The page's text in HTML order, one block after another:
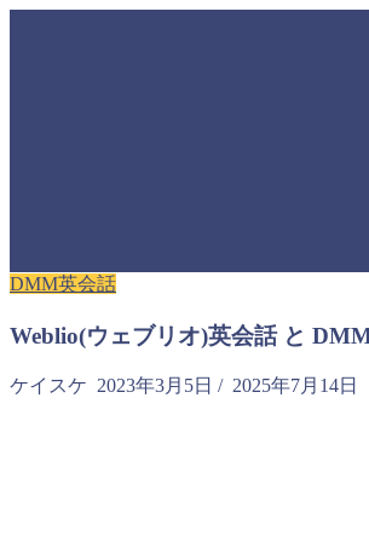
DMM英会話
Weblio(ウェブリオ)英会話 と
ケイスケ 2023年3月5日 / 2025年7月14日